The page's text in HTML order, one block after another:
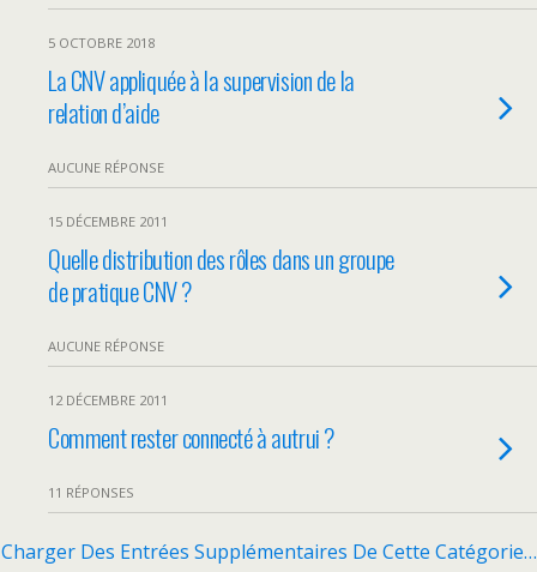
5 OCTOBRE 2018
La CNV appliquée à la supervision de la
relation d’aide
AUCUNE RÉPONSE
15 DÉCEMBRE 2011
Quelle distribution des rôles dans un groupe
de pratique CNV ?
AUCUNE RÉPONSE
12 DÉCEMBRE 2011
Comment rester connecté à autrui ?
11 RÉPONSES
Charger Des Entrées Supplémentaires De Cette Catégorie…